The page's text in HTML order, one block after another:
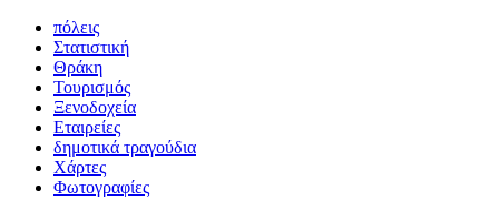
πόλεις
Στατιστική
Θράκη
Τουρισμός
Ξενοδοχεία
Εταιρείες
δημοτικά τραγούδια
Χάρτες
Φωτογραφίες